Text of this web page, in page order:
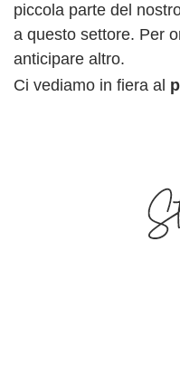
piccola parte del
a questo settore. Per
anticipare altro.
Ci vediamo in fiera al